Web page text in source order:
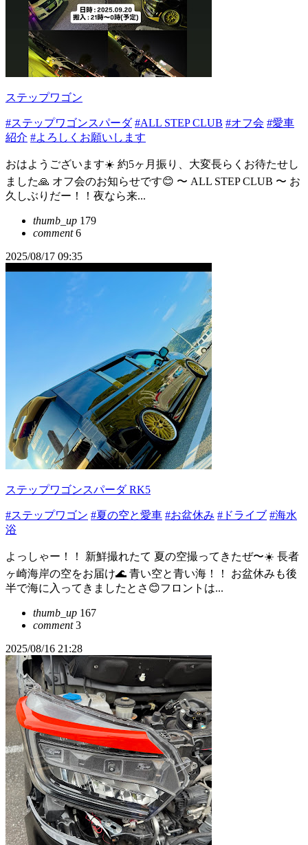
ステップワゴン
#ステップワゴンスパーダ #ALL STEP CLUB #オフ会 #愛車
紹介 #よろしくお願いします
おはようございます☀️ 約5ヶ月振り、大変長らくお待たせし
ました🙏 オフ会のお知らせです😊 〜 ALL STEP CLUB 〜 お
久しぶりだー！！夜なら来...
thumb_up 179
comment6
2025/08/17 09:35
ステップワゴンスパーダ RK5
#ステップワゴン #夏の空と愛車 #お盆休み #ドライブ #海水
浴
よっしゃー！！ 新鮮撮れたて 夏の空撮ってきたぜ〜☀️ 長者
ヶ崎海岸の空をお届け🌊 青い空と青い海！！ お盆休みも後
半で海に入ってきましたとさ😊フロントは...
thumb_up 167
comment3
2025/08/16 21:28